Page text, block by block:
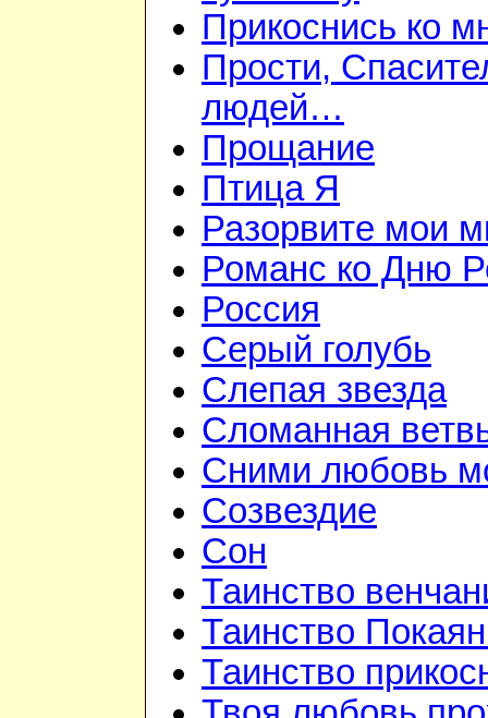
Прикоснись ко
Прости,
людей…
Прощание
Птица Я
Разорвите мои
Романс ко Дню
Россия
Серый голубь
Слепая звезда
Сломанная
Сними любовь
Созвездие
Сон
Таинство
Таинство
Таинство